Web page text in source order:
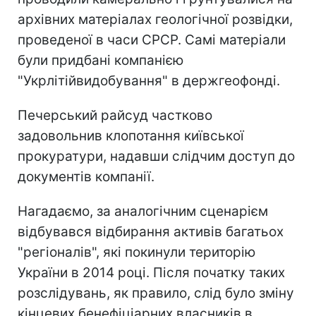
архівних матеріалах геологічної розвідки,
проведеної в часи СРСР. Самі матеріали
були придбані компанією
"Укрлітійвидобування" в держгеофонді.
Печерський райсуд частково
задовольнив клопотання київської
прокуратури, надавши слідчим доступ до
документів компанії.
Нагадаємо, за аналогічним сценарієм
відбувався відбирання активів багатьох
"регіоналів", які покинули територію
України в 2014 році. Після початку таких
розслідувань, як правило, слід було зміну